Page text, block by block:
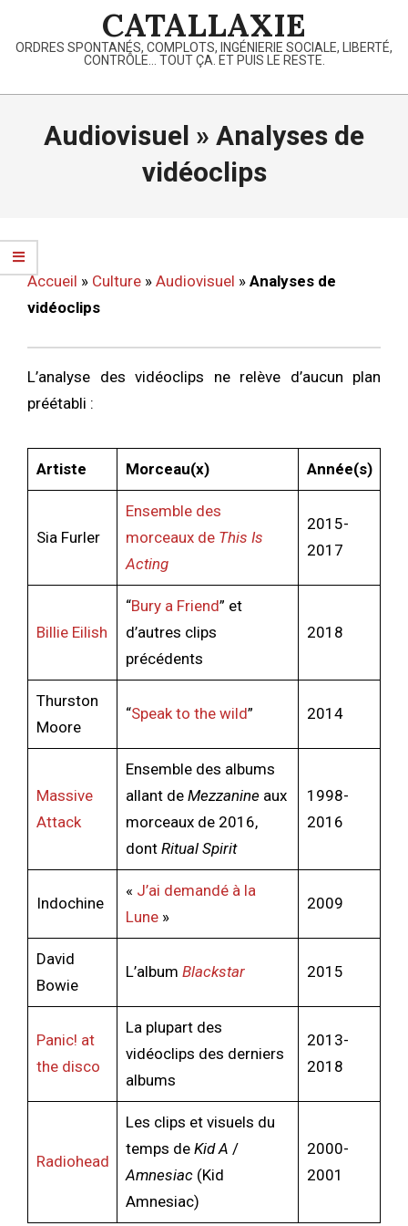
content
CATALLAXIE
ORDRES SPONTANÉS, COMPLOTS, INGÉNIERIE SOCIALE, LIBERTÉ,
CONTRÔLE… TOUT ÇA. ET PUIS LE RESTE.
Primary
Audiovisuel » Analyses de
vidéoclips
Accueil » Culture » Audiovisuel » Analyses de
vidéoclips
L’analyse des vidéoclips ne relève d’aucun plan
préétabli :
Artiste Morceau(x) Année(s)
Sia Furler
Ensemble des
morceaux de This Is
Acting
2015-
2017
Billie Eilish
“Bury a Friend” et
d’autres clips
précédents
2018
Thurston
Moore
“Speak to the wild” 2014
Massive
Attack
Ensemble des albums
allant de Mezzanine aux
morceaux de 2016,
dont Ritual Spirit
1998-
2016
Indochine
« J’ai demandé à la
Lune»
2009
David
Bowie
L’album Blackstar 2015
Panic! at
the disco
La plupart des
vidéoclips des derniers
albums
2013-
2018
Radiohead
Les clips et visuels du
temps de Kid A /
Amnesiac(Kid
Amnesiac)
2000-
2001